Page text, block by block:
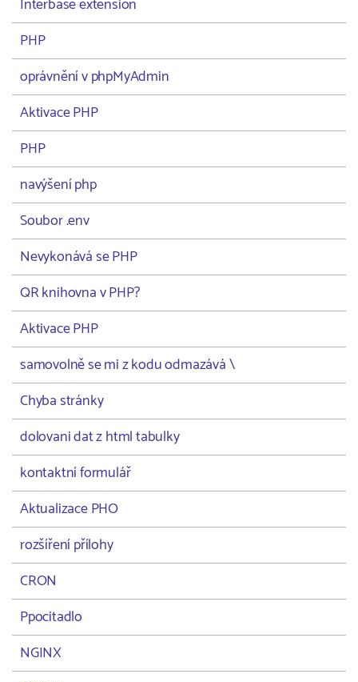
Interbase extension
PHP
oprávnění v phpMyAdmin
Aktivace PHP
PHP
navýšení php
Soubor .env
Nevykonává se PHP
QR knihovna v PHP?
Aktivace PHP
samovolně se mi z kodu odmazává \
Chyba stránky
dolovani dat z html tabulky
kontaktní formulář
Aktualizace PHO
rozšíření přílohy
CRON
Ppocitadlo
NGINX